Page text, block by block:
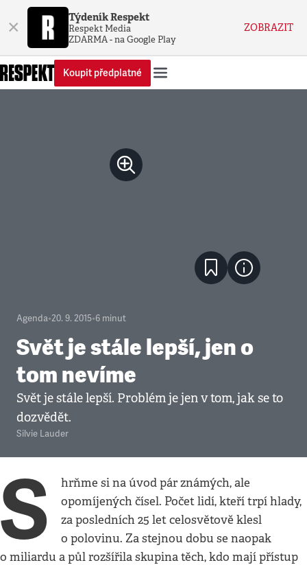
× Týdeník Respekt
Respekt Media
ZDARMA - na Google Play
ZOBRAZIT
Koupit předplatné
Agenda•20. 9. 2015•6 minut
Svět je stále lepší, jen o
tom nevíme
Svět je stále lepší. Problém je jen v tom, jak se to
dozvědět.
Silvie Lauder
S
hrňme si na úvod pár známých, ale
opomíjených čísel. Počet lidí, kteří trpí hlady,
za posledních 25 let celosvětově klesl
o polovinu. Za stejnou dobu se naopak
o miliardu a půl rozšířila skupina těch, kdo mají přístup